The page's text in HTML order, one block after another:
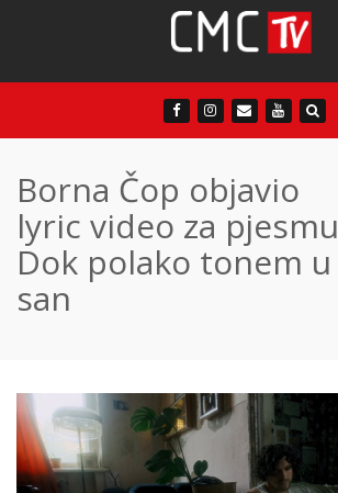
Borna Čop objavio
lyric video za pjesmu
Dok polako tonem u
san